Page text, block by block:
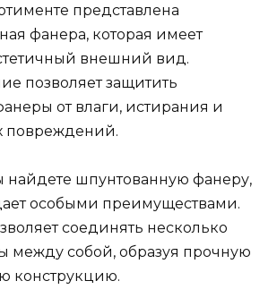
представлена
фанера, которая имеет
внешний вид.
позволяет защитить
от влаги, истирания и
повреждений.
найдете шпунтованную фанеру,
особыми преимуществами.
соединять несколько
между собой, образуя прочную
конструкцию.